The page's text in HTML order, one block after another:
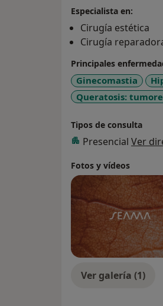
Especialista en:
Cirugía estética
Cirugía
Principales
Ginecomastia
Queratosis:
Tipos de consulta
Presencial Ver
Fotos y vídeos
Ver galería (1)